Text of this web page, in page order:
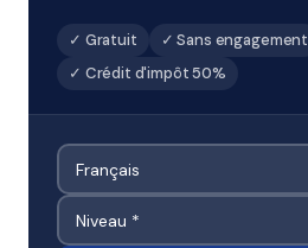
✓ Gratuit ✓ Sans engagement
✓ Crédit d'impôt 50%